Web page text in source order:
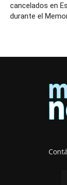
cancelados en
durante el